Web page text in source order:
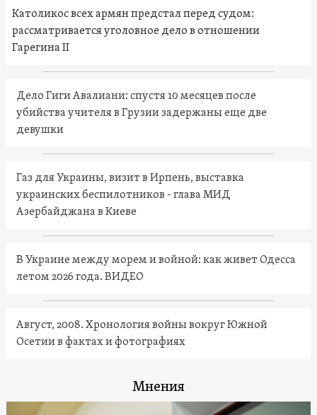
Католикос всех армян предстал перед судом:
рассматривается уголовное дело в отношении
Гарегина II
Дело Гиги Авалиани: спустя 10 месяцев после
убийства учителя в Грузии задержаны еще две
девушки
Газ для Украины, визит в Ирпень, выставка
украинских беспилотников - глава МИД
Азербайджана в Киеве
В Украине между морем и войной: как живет Одесса
летом 2026 года. ВИДЕО
Август, 2008. Хронология войны вокруг Южной
Осетии в фактах и фотографиях
Мнения